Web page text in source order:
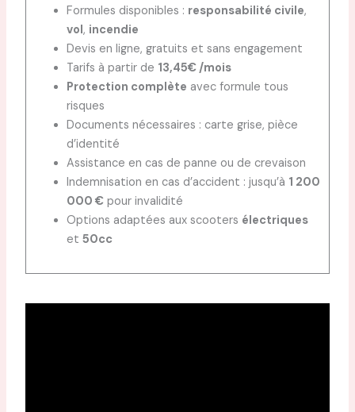
Formules disponibles : responsabilité civile,
vol, incendie
Devis en ligne, gratuits et sans engagement
Tarifs à partir de 13,45€ /mois
Protection complète avec formule tous
risques
Documents nécessaires : carte grise, pièce
d’identité
Assistance en cas de panne ou de crevaison
Indemnisation en cas d’accident : jusqu’à 1 200
000 €pour invalidité
Options adaptées aux scooters électriques
et 50cc